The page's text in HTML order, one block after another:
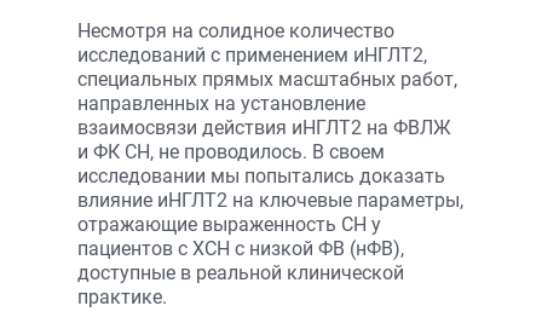
Несмотря на солидное количество
исследований с применением иНГЛТ2,
специальных прямых масштабных работ,
направленных на установление
взаимосвязи действия иНГЛТ2 на ФВЛЖ
и ФК СН, не проводилось. В своем
исследовании мы попытались доказать
влияние иНГЛТ2 на ключевые параметры,
отражающие выраженность СН у
пациентов с ХСН с низкой ФВ (нФВ),
доступные в реальной клинической
практике.